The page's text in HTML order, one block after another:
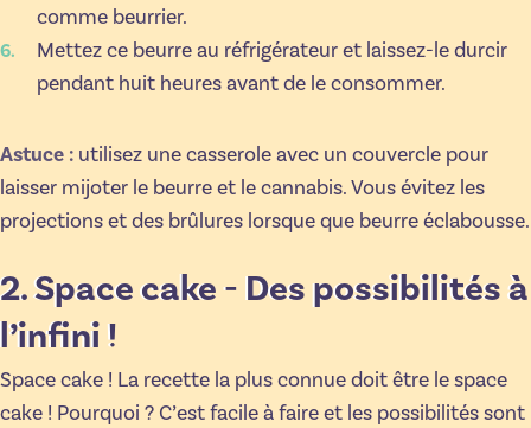
comme beurrier.
Mettez ce beurre au réfrigérateur et laissez-le durcir
pendant huit heures avant de le consommer.
Astuce : utilisez une casserole avec un couvercle pour
laisser mijoter le beurre et le cannabis. Vous évitez les
projections et des brûlures lorsque que beurre éclabousse.
2. Space cake - Des possibilités à
l’infini !
Space cake ! La recette la plus connue doit être le space
cake ! Pourquoi ? C’est facile à faire et les possibilités sont